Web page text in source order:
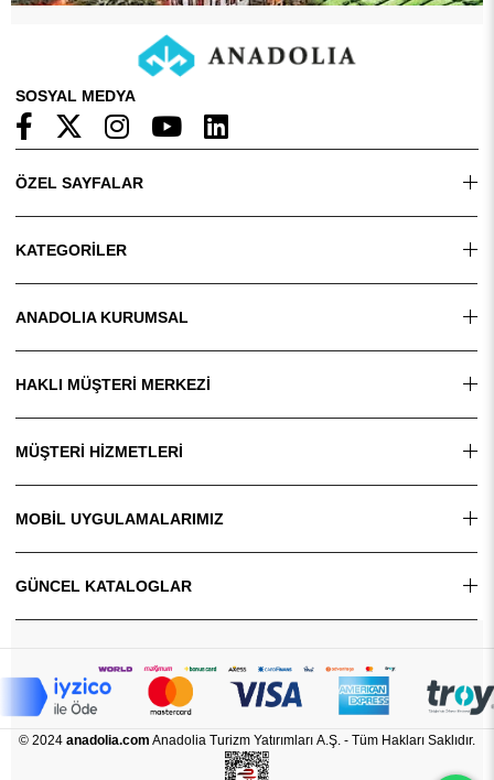
SOSYAL MEDYA
ÖZEL SAYFALAR
KATEGORİLER
ANADOLIA KURUMSAL
HAKLI MÜŞTERİ MERKEZİ
MÜŞTERİ HİZMETLERİ
MOBİL UYGULAMALARIMIZ
GÜNCEL KATALOGLAR
© 2024 anadolia.com Anadolia Turizm Yatırımları A.Ş. - Tüm Hakları Saklıdır.